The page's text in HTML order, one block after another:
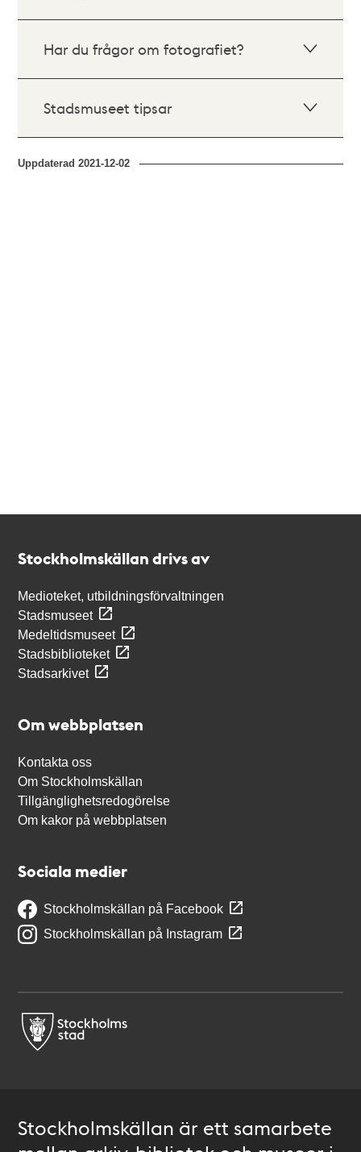
Har du frågor om fotografiet?
Stadsmuseet tipsar
Uppdaterad2021-12-02
Stockholmskällan drivs av
Medioteket, utbildningsförvaltningen
Stadsmuseet
Medeltidsmuseet
Stadsbiblioteket
Stadsarkivet
Om webbplatsen
Kontakta oss
Om Stockholmskällan
Tillgänglighetsredogörelse
Om kakor på webbplatsen
Sociala medier
Stockholmskällan på Facebook
Stockholmskällan på Instagram
Stockholmskällan är ett samarbete